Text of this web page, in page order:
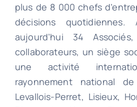
plus de 8 000 chefs
décisions quotidiennes.
aujourd’hui 34
collaborateurs, un siège
une activité
rayonnement national
Levallois-Perret, Lisieux,